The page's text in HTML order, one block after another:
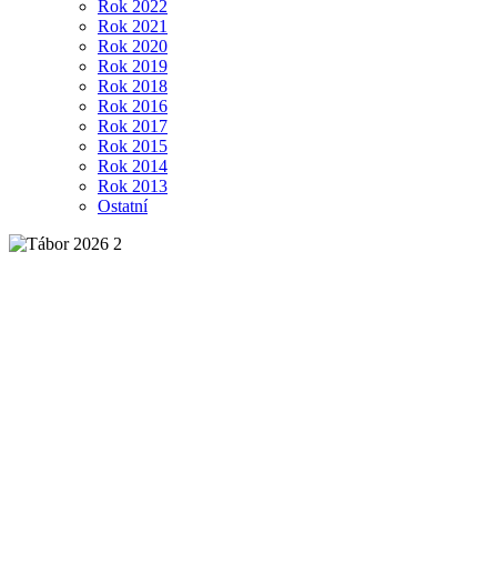
Rok 2022
Rok 2021
Rok 2020
Rok 2019
Rok 2018
Rok 2016
Rok 2017
Rok 2015
Rok 2014
Rok 2013
Ostatní